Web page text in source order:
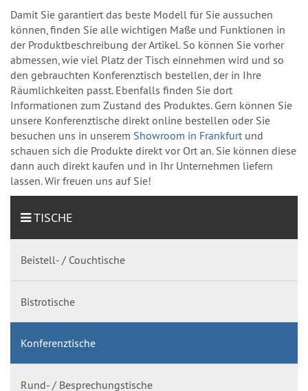
Damit Sie garantiert das beste Modell für Sie aussuchen
können, finden Sie alle wichtigen Maße und Funktionen in
der Produktbeschreibung der Artikel. So können Sie vorher
abmessen, wie viel Platz der Tisch einnehmen wird und so
den gebrauchten Konferenztisch bestellen, der in Ihre
Räumlichkeiten passt. Ebenfalls finden Sie dort
Informationen zum Zustand des Produktes. Gern können Sie
unsere Konferenztische direkt online bestellen oder Sie
besuchen uns in unserem Showroom in Frankfurt und
schauen sich die Produkte direkt vor Ort an. Sie können diese
dann auch direkt kaufen und in Ihr Unternehmen liefern
lassen. Wir freuen uns auf Sie!
TISCHE
Beistell- / Couchtische
Bistrotische
Konferenztische
Rund- / Besprechungstische